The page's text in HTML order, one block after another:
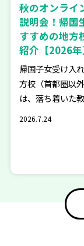
秋のオンライ
説明会！帰国
すすめの地方
紹介【2026年
帰国子女受け入
方校（首都圏以
は、落ち着いた
ある学校をご紹
す。首都圏以外
予定の方はぜひ
2026.7.24